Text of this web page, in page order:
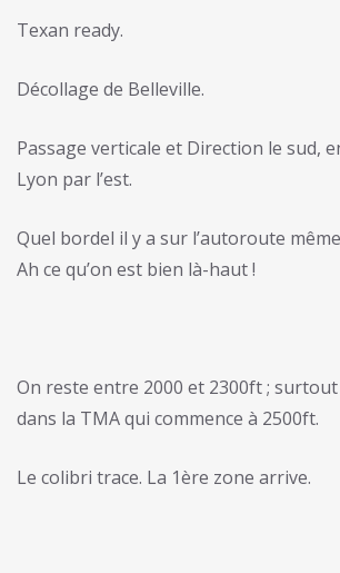
Texan ready.
Décollage de Belleville.
Passage verticale et Direction le sud,
Lyon par l’est.
Quel bordel il y a sur l’autoroute
Ah ce qu’on est bien là-haut !
On reste entre 2000 et 2300ft ;
dans la TMA qui commence à 2500ft.
Le colibri trace. La 1ère zone arrive.